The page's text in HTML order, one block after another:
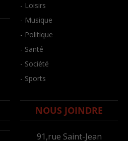
- Loisirs
- Musique
- Politique
- Santé
- Société
- Sports
NOUS JOINDRE
91,rue Saint-Jean